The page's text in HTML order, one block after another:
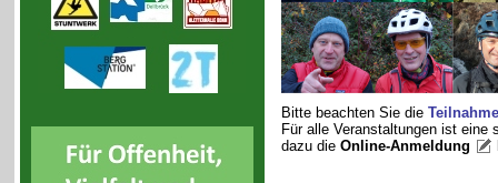
Bitte beachten Sie die
Für alle Veranstaltungen ist
dazu die Online-Anmeldung